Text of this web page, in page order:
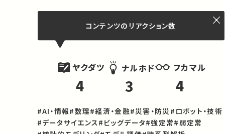
コンテンツの リアクション数
ヤクダツ
4
ナルホド
3
フカマル
4
#AI・情報#数理#経済・金融#災害・防災 #ロボット・技術
#データサイエンス#ビッグデータ#強定常#弱定常